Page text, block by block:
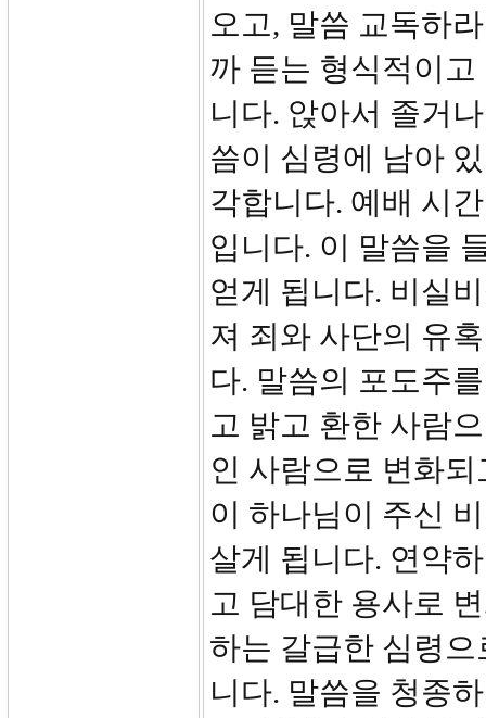
오고, 말씀 교독하
까 듣는 형식적이
니다. 앉아서 졸거
씀이 심령에 남아
각합니다. 예배 시
입니다. 이 말씀을
얻게 됩니다. 비실
져 죄와 사단의 유
다. 말씀의 포도주
고 밝고 환한 사람
인 사람으로 변화
이 하나님이 주신
살게 됩니다. 연약
고 담대한 용사로
하는 갈급한 심령
니다. 말씀을 청종